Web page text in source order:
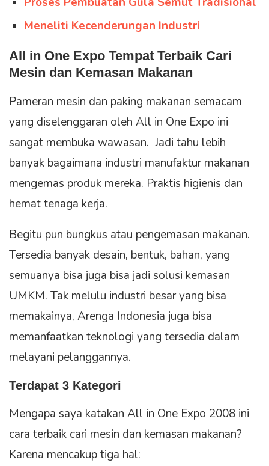
Meneliti Kecenderungan Industri
All in One Expo Tempat Terbaik Cari
Mesin dan Kemasan Makanan
Pameran mesin dan paking makanan semacam
yang diselenggaran oleh All in One Expo ini
sangat membuka wawasan. Jadi tahu lebih
banyak bagaimana industri manufaktur makanan
mengemas produk mereka. Praktis higienis dan
hemat tenaga kerja.
Begitu pun bungkus atau pengemasan makanan.
Tersedia banyak desain, bentuk, bahan, yang
semuanya bisa juga bisa jadi solusi kemasan
UMKM. Tak melulu industri besar yang bisa
memakainya, Arenga Indonesia juga bisa
memanfaatkan teknologi yang tersedia dalam
melayani pelanggannya.
Terdapat 3 Kategori
Mengapa saya katakan All in One Expo 2008 ini
cara terbaik cari mesin dan kemasan makanan?
Karena mencakup tiga hal: